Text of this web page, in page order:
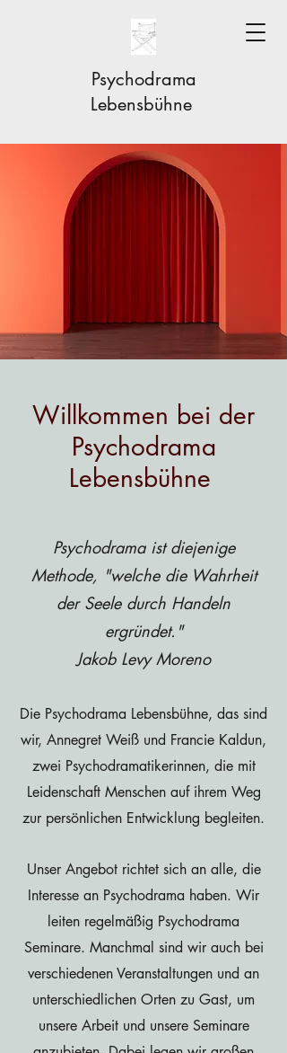
Psychodrama
Lebensbühne
Willkommen bei der
Psychodrama
Lebensbühne
Psychodrama ist diejenige
Methode, "welche die Wahrheit
der Seele durch Handeln
ergründet."
Jakob Levy Moreno
Die Psychodrama Lebensbühne, das sind
wir, Annegret Weiß und Francie Kaldun,
zwei Psychodramatikerinnen, die mit
Leidenschaft Menschen auf ihrem Weg
zur persönlichen Entwicklung begleiten.
Unser Angebot richtet sich an alle, die
Interesse an Psychodrama haben. Wir
leiten regelmäßig Psychodrama
Seminare. Manchmal sind wir auch bei
verschiedenen Veranstaltungen und an
unterschiedlichen Orten zu Gast, um
unsere Arbeit und unsere Seminare